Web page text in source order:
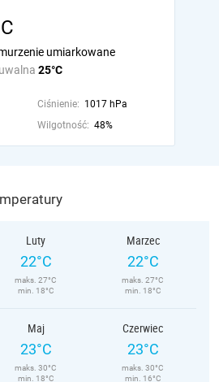
25°C
umiarkowane
Ciśnienie: 1017 hPa
Wilgotność: 48%
Luty
22°C
maks. 27°C
min. 18°C
Marzec
22°C
maks. 27°C
min. 18°C
Maj
23°C
maks. 30°C
min. 18°C
Czerwiec
23°C
maks. 30°C
min. 16°C